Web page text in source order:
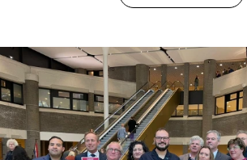
Coalitie biedt manifest: ‘De